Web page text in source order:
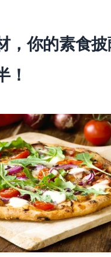
，你的素食
！